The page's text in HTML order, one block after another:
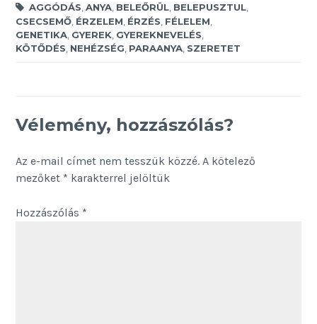
AGGÓDÁS ,ANYA BELEŐRÜL BELEPUSZTUL
CSECSEMŐ ÉRZELEM ÉRZÉS FÉLELEM
GENETIKA GYEREK GYEREKNEVELÉS
KÖTŐDÉS NEHÉZSÉG PARAANYA SZERETET
Vélemény, hozzászólás?
Az e-mail címet nem tesszük közzé. A kötelező
mezőket * karakterrel jelöltük
Hozzászólás *